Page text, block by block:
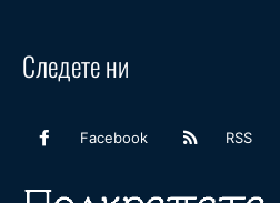
Следете ни
Facebook RSS